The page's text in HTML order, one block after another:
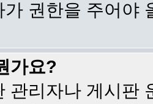
가 권한을 주어야
가요?
관리자나 게시판